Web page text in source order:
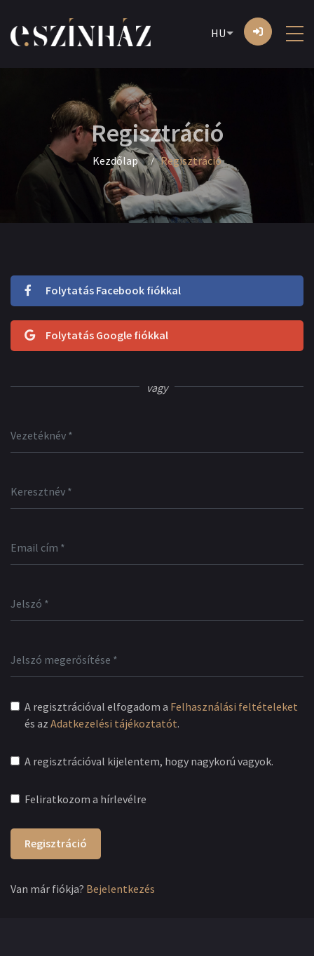
HU
Regisztráció
Kezdőlap Regisztráció
Folytatás Facebook fiókkal
Folytatás Google fiókkal
vagy
A regisztrációval elfogadom a Felhasználási feltételeket
és az Adatkezelési tájékoztatót.
A regisztrációval kijelentem, hogy nagykorú vagyok.
Feliratkozom a hírlevélre
Regisztráció
Van már fiókja? Bejelentkezés